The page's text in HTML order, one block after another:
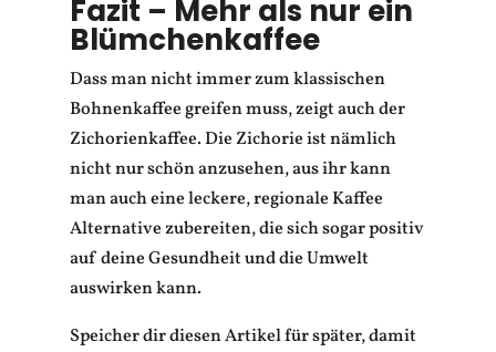
Fazit – Mehr als nur ein
Blümchenkaffee
Dass man nicht immer zum klassischen
Bohnenkaffee greifen muss, zeigt auch der
Zichorienkaffee. Die Zichorie ist nämlich
nicht nur schön anzusehen, aus ihr kann
man auch eine leckere, regionale Kaffee
Alternative zubereiten, die sich sogar positiv
auf deine Gesundheit und die Umwelt
auswirken kann.
Speicher dir diesen Artikel für später, damit